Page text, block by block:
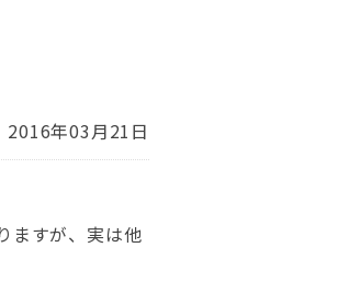
2016年03月21日
ますが、実は他